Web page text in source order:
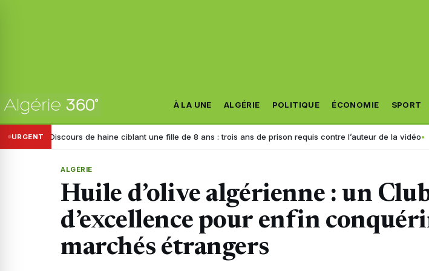
À LA UNE ALGÉRIE POLITIQUE ÉCONOMIE SPORT
URGENTde haine ciblant une fille de 8 ans : trois ans de prison requis contre l’auteur de la vidéo Assurance en
ALGÉRIE
Huile d’olive algérienne : un
d’excellence pour enfin
marchés étrangers